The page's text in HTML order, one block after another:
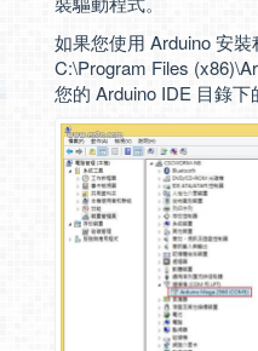
如果您使用 Arduino 安
C:\Program Files
您的 Arduino IDE 目錄下